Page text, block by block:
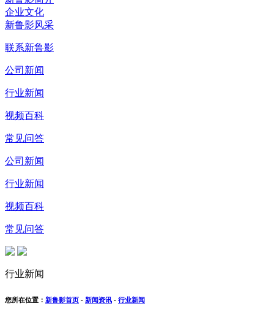
企业文化
新鲁影风采
联系新鲁影
公司新闻
行业新闻
视频百科
常见问答
公司新闻
行业新闻
视频百科
常见问答
行业新闻
您所在位置： 新鲁影首页 - 新闻资讯 - 行业新闻